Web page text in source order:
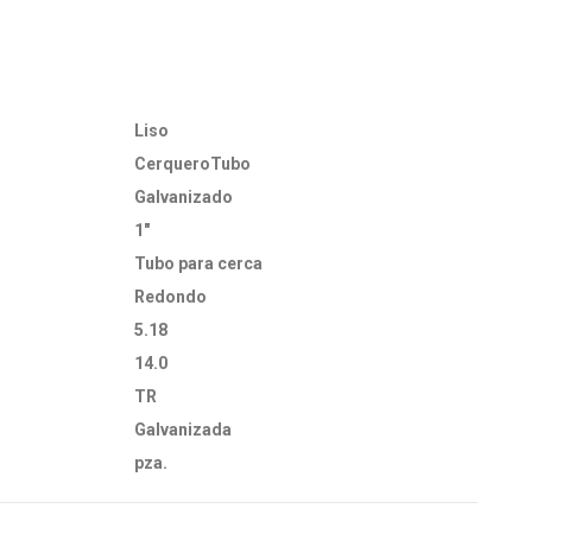
Liso
CerqueroTubo
Galvanizado
1"
Tubo para cerca
Redondo
5.18
14.0
TR
Galvanizada
pza.